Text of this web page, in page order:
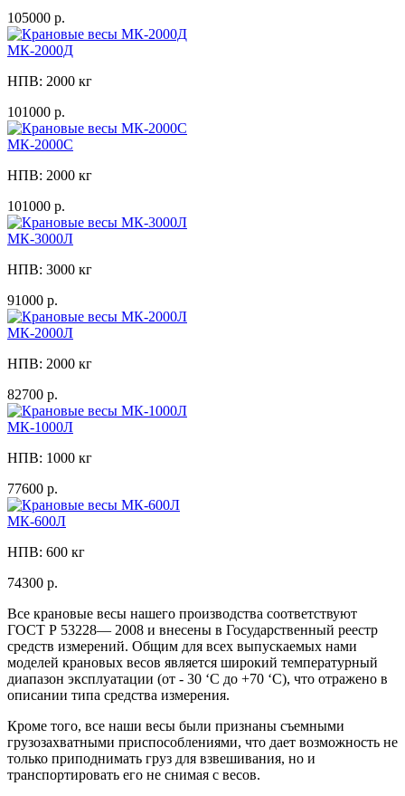
105000 р.
МК-2000Д
НПВ: 2000 кг
101000 р.
МК-2000C
НПВ: 2000 кг
101000 р.
МК-3000Л
НПВ: 3000 кг
91000 р.
МК-2000Л
НПВ: 2000 кг
82700 р.
МК-1000Л
НПВ: 1000 кг
77600 р.
МК-600Л
НПВ: 600 кг
74300 р.
Все крановые весы нашего производства соответствуют
ГОСТ Р 53228— 2008 и внесены в Государственный реестр
средств измерений. Общим для всех выпускаемых нами
моделей крановых весов является широкий температурный
диапазон эксплуатации (от - 30 ‘C до +70 ‘C), что отражено в
описании типа средства измерения.
Кроме того, все наши весы были признаны съемными
грузозахватными приспособлениями, что дает возможность не
только приподнимать груз для взвешивания, но и
транспортировать его не снимая с весов.